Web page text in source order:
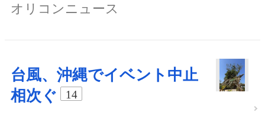
オリコンニュース
台風、沖縄でイベント中止
相次ぐ
14